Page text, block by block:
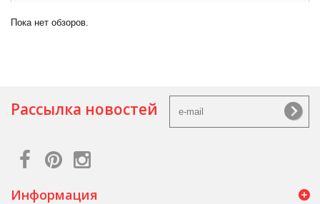
Пока нет обзоров.
Рассылка новостей
Информация